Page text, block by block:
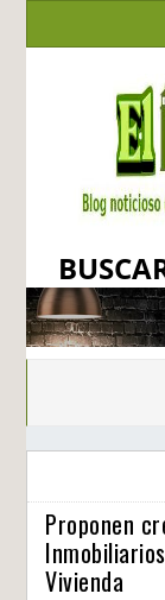
Proponen
Vivienda